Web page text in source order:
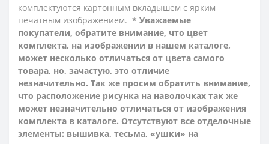
комплектуются картонным вкладышем с ярким
печатным изображением. * Уважаемые
покупатели, обратите внимание, что цвет
комплекта, на изображении в нашем каталоге,
может несколько отличаться от цвета самого
товара, но, зачастую, это отличие
незначительно. Так же просим обратить внимание,
что расположение рисунка на наволочках так же
может незначительно отличаться от изображения
комплекта в каталоге. Отсутствуют все отделочные
элементы: вышивка, тесьма, «ушки» на